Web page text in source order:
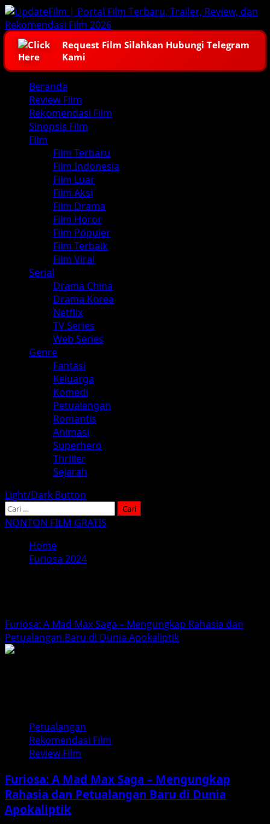
Skip
to
content
Request Film Silahkan Hubungi Telegram
Kami
Primary
Menu
Beranda
Review Film
Rekomendasi Film
Sinopsis Film
Film
Film Terbaru
Film Indonesia
Film Luar
Film Aksi
Film Drama
Film Horor
Film Populer
Film Terbaik
Film Viral
Serial
Drama China
Drama Korea
Netflix
TV Series
Web Series
Genre
Fantasi
Keluarga
Komedi
Petualangan
Romantis
Animasi
Superhero
Thriller
Sejarah
Light/Dark Button
Cari
untuk:
NONTON FILM GRATIS
Home
Furiosa 2024
Furiosa: A Mad Max Saga – Mengungkap Rahasia dan
Petualangan Baru di Dunia Apokaliptik
Petualangan
Rekomendasi Film
Review Film
Furiosa: A Mad Max Saga – Mengungkap
Rahasia dan Petualangan Baru di Dunia
Apokaliptik